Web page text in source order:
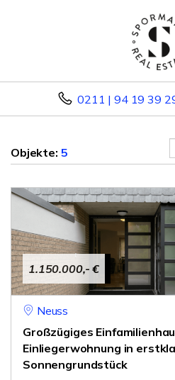
0211 | 94 19 39
Objekte: 5
1.150.000,- €
Neuss
Großzügiges
Einliegerwohnung in
Sonnengrundstück